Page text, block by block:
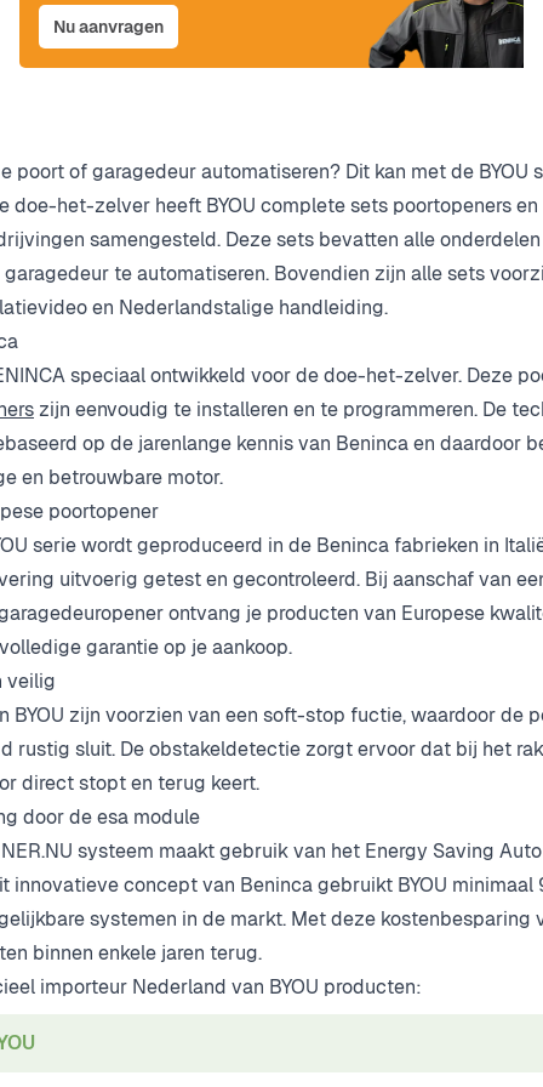
Nu aanvragen
poort of garagedeur automatiseren? Dit kan met de BYOU
doe-het-zelver heeft BYOU complete sets poortopeners en
samengesteld. Deze sets bevatten alle
te automatiseren. Bovendien zijn alle sets
en Nederlandstalige handleiding.
speciaal ontwikkeld voor de doe-het-zelver. Deze
zijn eenvoudig te installeren en te programmeren. De
op de jarenlange kennis van Beninca en daardoor
en betrouwbare motor.
poortopener
serie wordt geproduceerd in de Beninca fabrieken in
uitvoerig getest en gecontroleerd. Bij aanschaf van
ontvang je producten van Europese
garantie op je aankoop.
veilig
BYOU zijn voorzien van een soft-stop fuctie, waardoor de
rustig sluit. De obstakeldetectie zorgt ervoor dat bij het
direct stopt en terug keert.
door de esa module
systeem maakt gebruik van het Energy Saving
innovatieve concept van Beninca gebruikt BYOU minimaal
systemen in de markt. Met deze kostenbesparing
binnen enkele jaren terug.
importeur Nederland van BYOU producten: